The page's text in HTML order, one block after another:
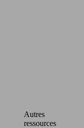
Autres
ressources